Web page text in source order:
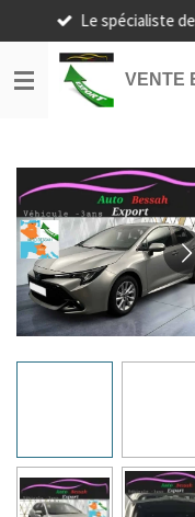
Passer
au
contenu
principal
VENTE
Le spécialiste